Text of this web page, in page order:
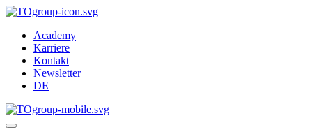
Academy
Karriere
Kontakt
Newsletter
DE